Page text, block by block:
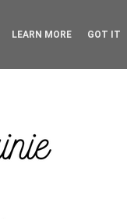
LEARN MORE GOT IT